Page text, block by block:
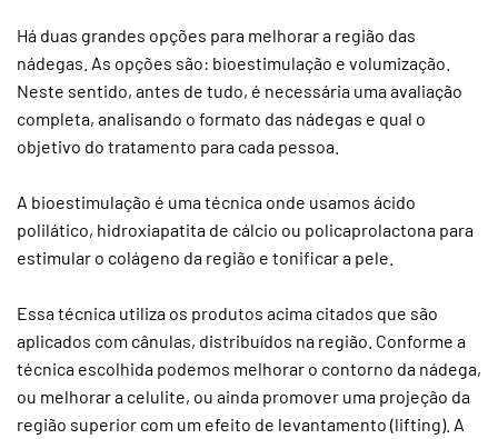
do
glúteo?
Há duas grandes opções para melhorar a região das
nádegas. As opções são: bioestimulação e volumização.
Neste sentido, antes de tudo, é necessária uma avaliação
completa, analisando o formato das nádegas e qual o
objetivo do tratamento para cada pessoa.
A bioestimulação é uma técnica onde usamos ácido
polilático, hidroxiapatita de cálcio ou policaprolactona para
estimular o colágeno da região e tonificar a pele.
Essa técnica utiliza os produtos acima citados que são
aplicados com cânulas, distribuídos na região. Conforme a
técnica escolhida podemos melhorar o contorno da nádega,
ou melhorar a celulite, ou ainda promover uma projeção da
região superior com um efeito de levantamento (lifting). A